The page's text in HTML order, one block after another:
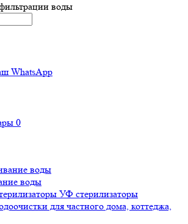
воды
WhatsApp
0
воды
УФ стерилизаторы